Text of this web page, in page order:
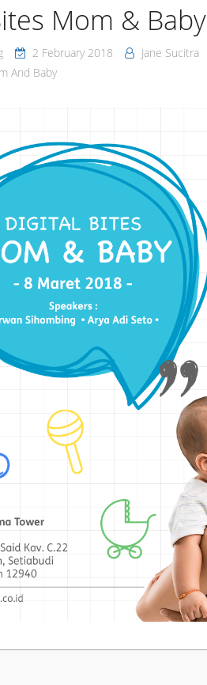
Mom & Baby
2 February 2018 Jane Sucitra
And Baby